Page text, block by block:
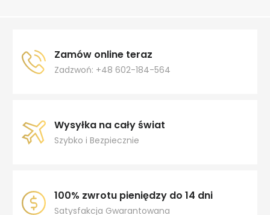
Zamów online teraz
Zadzwoń: +48 602-184-564
Wysyłka na cały świat
Szybko i Bezpiecznie
100% zwrotu pieniędzy do 14 dni
Satysfakcja Gwarantowana